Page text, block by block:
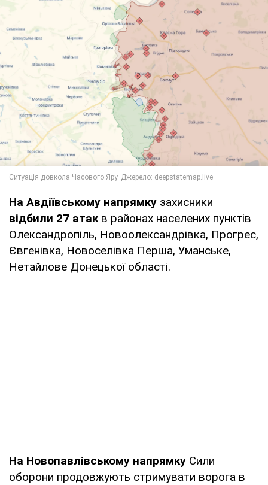
На Авдіївському напрямку захисники
відбили 27 атакв районах населених пунктів
Олександропіль, Новоолександрівка, Прогрес,
Євгенівка, Новоселівка Перша, Уманське,
Нетайлове Донецької області.
На Новопавлівському напрямку Сили
оборони продовжують стримувати ворога в